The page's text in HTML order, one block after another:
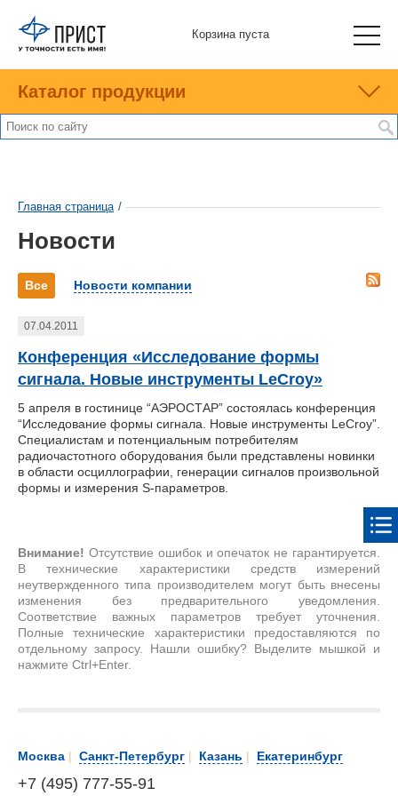
Корзина пуста
Каталог продукции
Главная страница /
Новости
Все Новости компании
07.04.2011
Конференция «Исследование формы
сигнала. Новые инструменты LeCroy»
5 апреля в гостинице “АЭРОСТАР” состоялась конференция
“Исследование формы сигнала. Новые инструменты LeCroy”.
Специалистам и потенциальным потребителям
радиочастотного оборудования были представлены новинки
в области осциллографии, генерации сигналов произвольной
формы и измерения S-параметров.
Внимание! Отсутствие ошибок и опечаток не гарантируется.
В технические характеристики средств измерений
неутвержденного типа производителем могут быть внесены
изменения без предварительного уведомления.
Соответствие важных параметров требует уточнения.
Полные технические характеристики предоставляются по
отдельному запросу. Нашли ошибку? Выделите мышкой и
нажмите Ctrl+Enter.
Москва | Санкт-Петербург | Казань | Екатеринбург
+7 (495) 777-55-91